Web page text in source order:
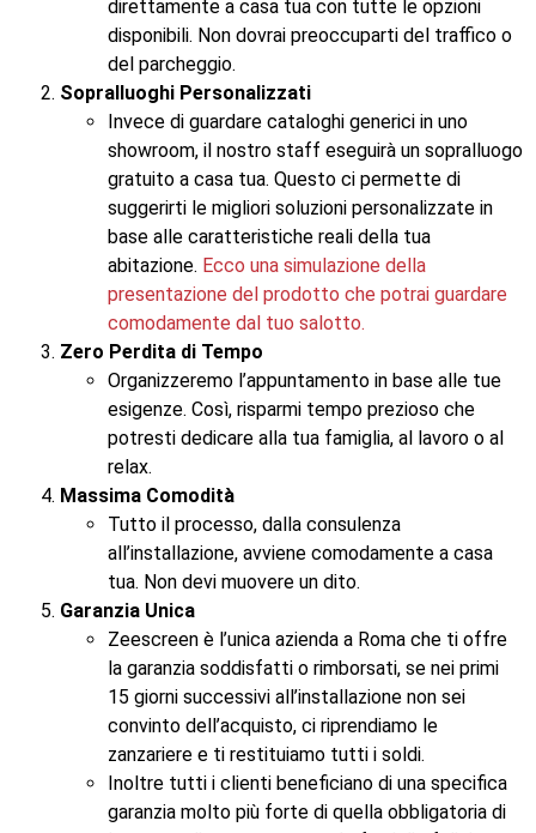
direttamente a casa tua con tutte le opzioni
disponibili. Non dovrai preoccuparti del traffico o
del parcheggio.
Sopralluoghi Personalizzati
Invece di guardare cataloghi generici in uno
showroom, il nostro staff eseguirà un sopralluogo
gratuito a casa tua. Questo ci permette di
suggerirti le migliori soluzioni personalizzate in
base alle caratteristiche reali della tua
abitazione. Ecco una simulazione della
presentazione del prodotto che potrai guardare
comodamente dal tuo salotto.
Zero Perdita di Tempo
Organizzeremo l’appuntamento in base alle tue
esigenze. Così, risparmi tempo prezioso che
potresti dedicare alla tua famiglia, al lavoro o al
relax.
Massima Comodità
Tutto il processo, dalla consulenza
all’installazione, avviene comodamente a casa
tua. Non devi muovere un dito.
Garanzia Unica
Zeescreen è l’unica azienda a Roma che ti offre
la garanzia soddisfatti o rimborsati, se nei primi
15 giorni successivi all’installazione non sei
convinto dell’acquisto, ci riprendiamo le
zanzariere e ti restituiamo tutti i soldi.
Inoltre tutti i clienti beneficiano di una specifica
garanzia molto più forte di quella obbligatoria di